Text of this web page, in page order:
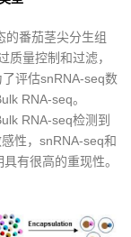
的番茄茎尖分生组
质量控制和过滤，
评估snRNA-seq数
RNA-seq。
RNA-seq检测到
性，snRNA-seq和
有很高的重现性。